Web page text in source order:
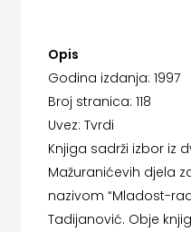
HD
HERCEG
KOSAČA
HENA
LIJEPA RIJEČ
LUMEN
MATICA HRVATSKA
MLADINSKA KNJIGA
Opis
Godina izdanja: 1997
Broj stranica: 118
Uvez: Tvrdi
Knjiga sadrži izbor iz
Mažuranićevih djela
nazivom “Mladost-
Tadijanović. Obje